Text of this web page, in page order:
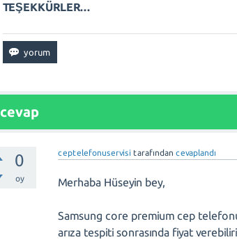
TEŞEKKÜRLER...
cevap
0
oy
ceptelefonuservisi tarafından cevaplandı
Merhaba Hüseyin bey,
Samsung core premium cep
arıza tespiti sonrasında fiyat